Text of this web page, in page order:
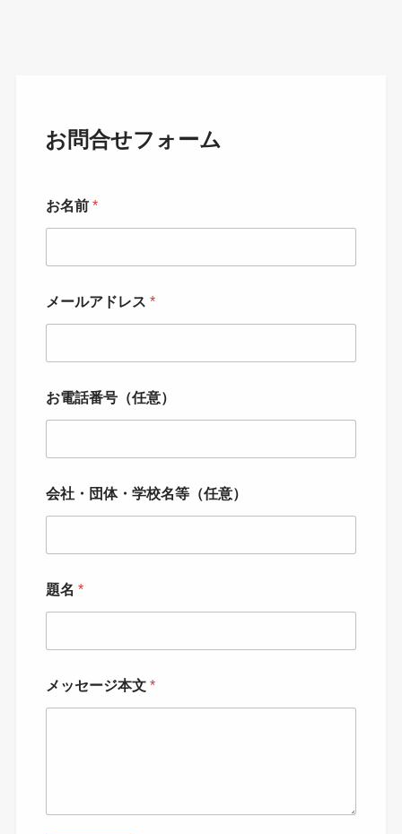
お問合せフォーム
お名前*
メールアドレス*
お電話番号（任意）
会社・団体・学校名等（任意）
題名*
メッセージ本文*